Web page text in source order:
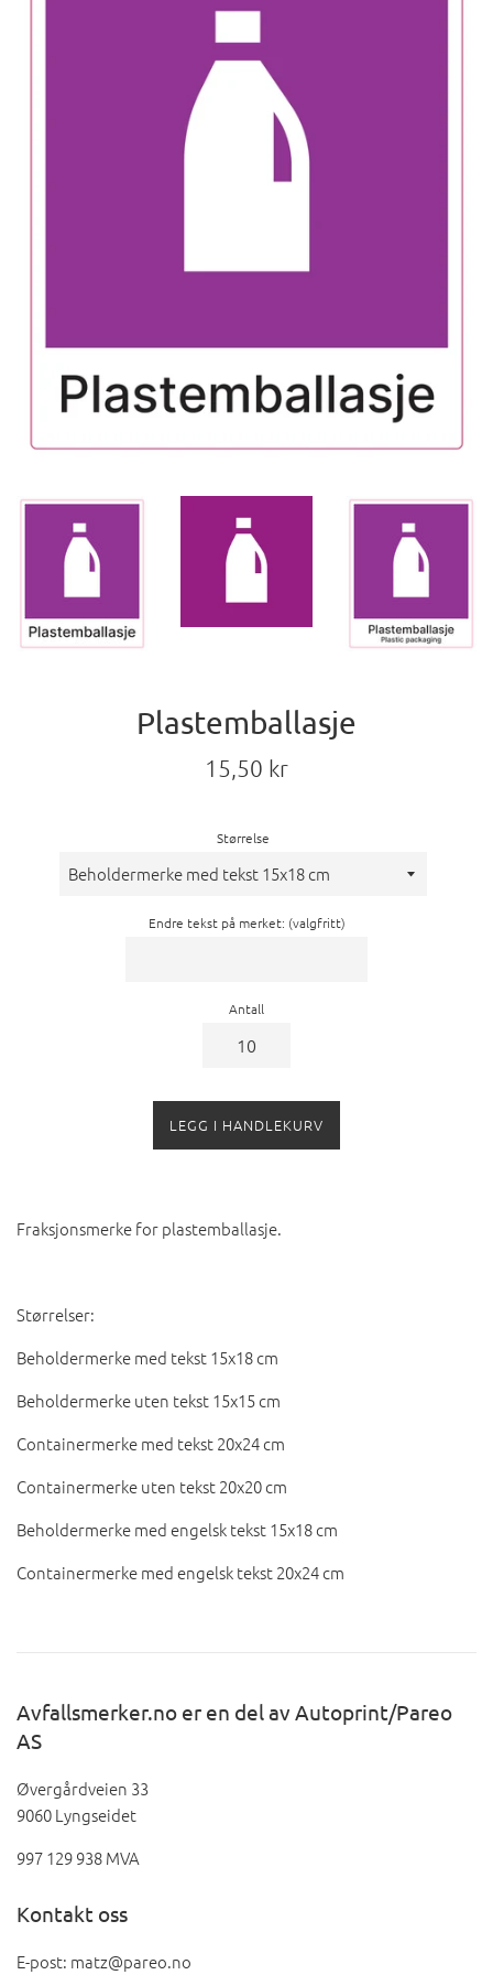
Plastemballasje
Vanlig
15,50 kr
Størrelse
Endre tekst på merket: (valgfritt)
Antall
LEGG I HANDLEKURV
Fraksjonsmerke for plastemballasje.
Størrelser:
Beholdermerke med tekst 15x18 cm
Beholdermerke uten tekst 15x15 cm
Containermerke med tekst 20x24 cm
Containermerke uten tekst 20x20 cm
Beholdermerke med engelsk tekst 15x18 cm
Containermerke med engelsk tekst 20x24 cm
Avfallsmerker.no er en del av Autoprint/Pareo
AS
Øvergårdveien 33
9060 Lyngseidet
997 129 938 MVA
Kontakt oss
E-post: matz@pareo.no